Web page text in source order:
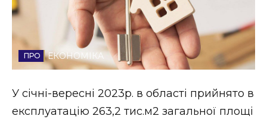
Стиль життя
Втрачений Ужгород (відеоверсія)
ЕКОНОМІКА
У січні-вересні 2023р. в області прийнято в
експлуатацію 263,2 тис.м2 загальної площі